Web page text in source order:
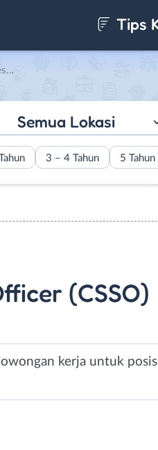
Tips
Semua Lokasi
3 – 4 Tahun 5
(CSSO)
kerja untuk